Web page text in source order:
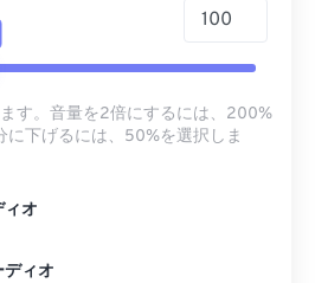
す。音量を2倍にするには、200%
に下げるには、50%を選択しま
ィオ
ディオ